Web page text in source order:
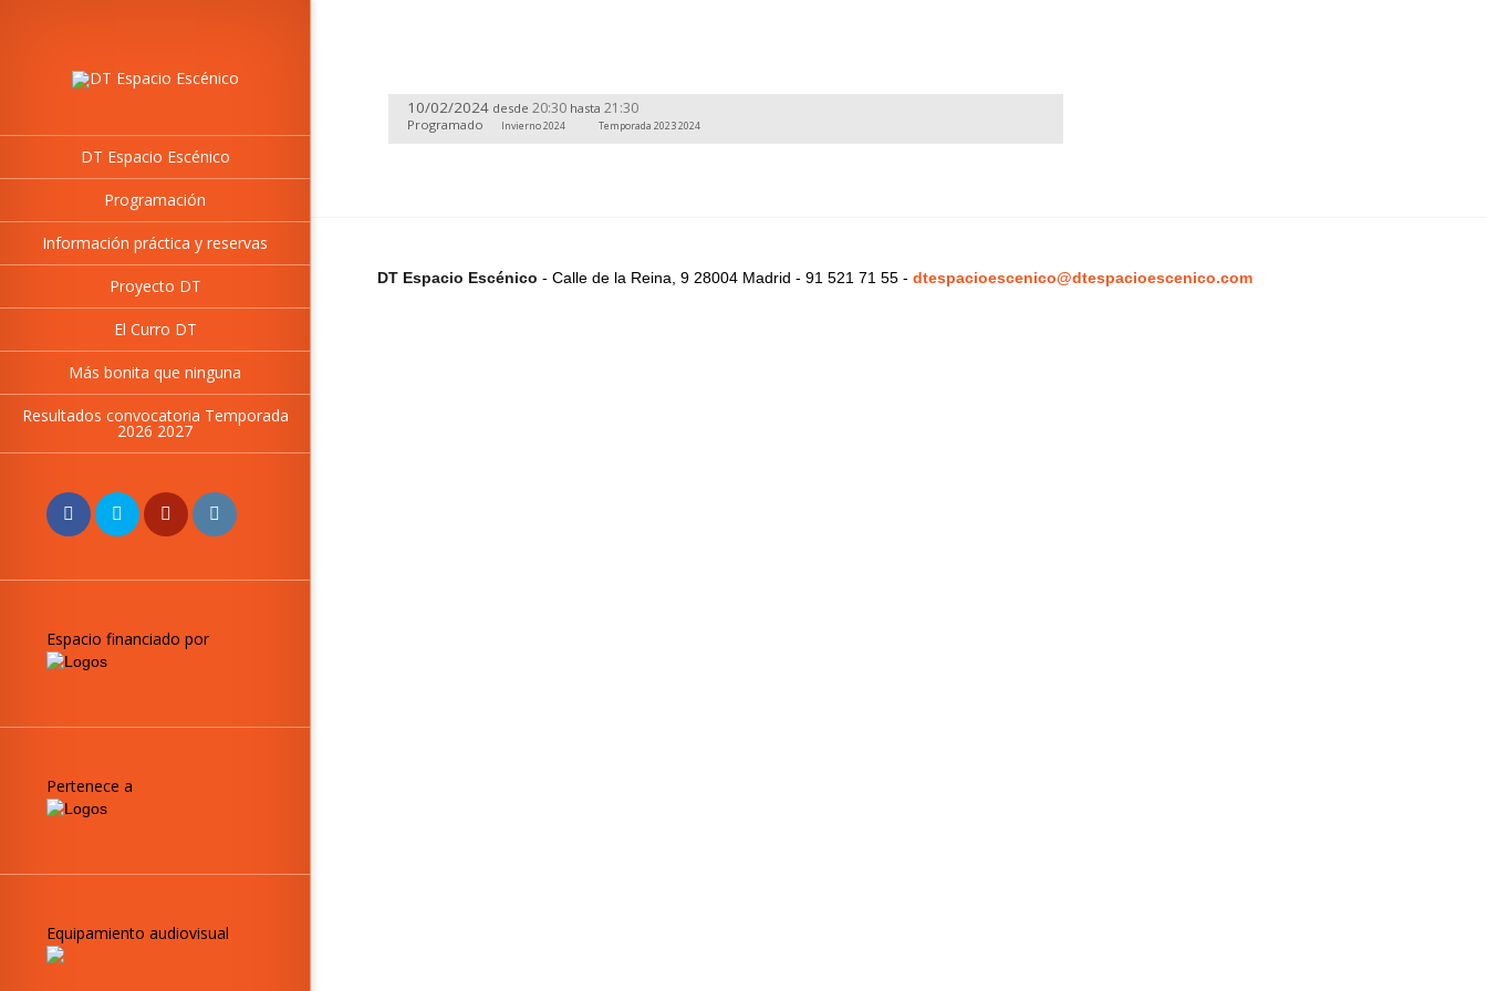
DT Espacio Escénico
Programación
Información práctica y reservas
Proyecto DT
El Curro DT
Más bonita que ninguna
Resultados convocatoria Temporada
2026 2027
Espacio financiado por
Pertenece a
Equipamiento audiovisual
10/02/2024 desde 20:30 hasta 21:30
Programado Invierno 2024 Temporada 2023 2024
DT Espacio Escénico - Calle de la Reina, 9 28004 Madrid - 91 521 71 55 - dtespacioescenico@dtespacioescenico.com